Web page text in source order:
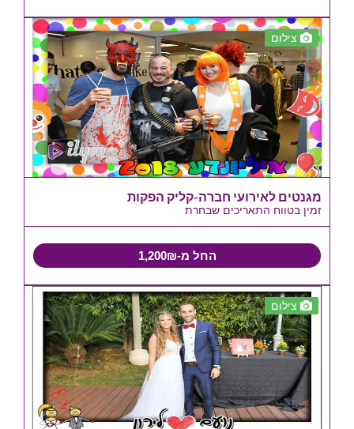
צילום
מגנטים לאירועי חברה-קליק הפקות
זמין בטווח התאריכים שבחרת
החל מ-1,200₪
צילום